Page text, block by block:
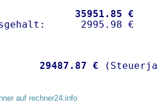
35951.85 €
29487.87 €
auf rechner24.info